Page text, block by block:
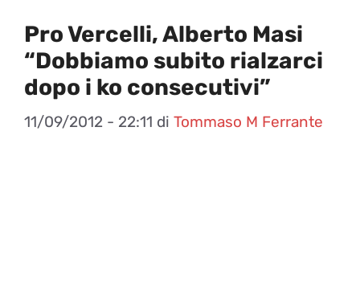
Pro Vercelli, Alberto Masi
“Dobbiamo subito rialzarci
dopo i ko consecutivi”
11/09/2012 - 22:11 di Tommaso M Ferrante